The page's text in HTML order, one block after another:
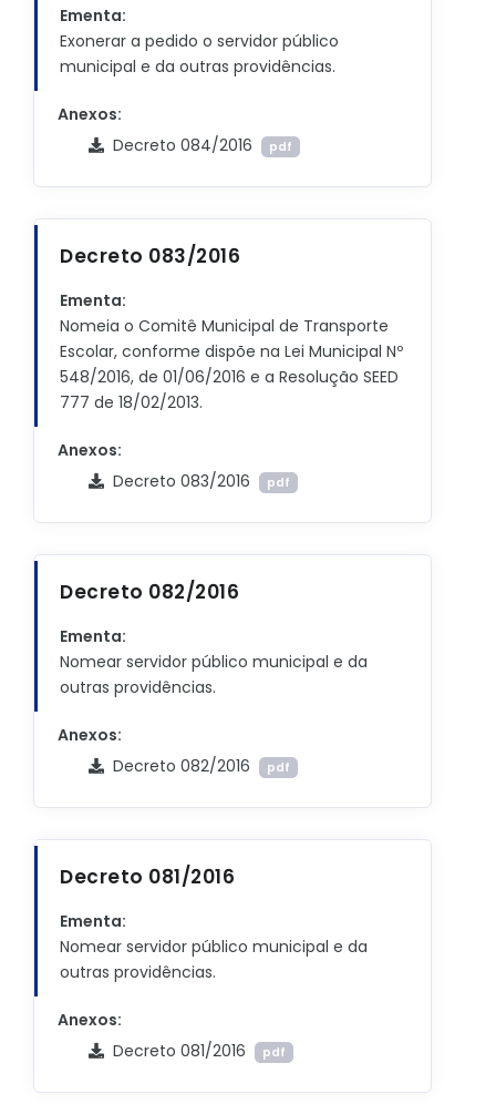
Ementa:
Exonerar a pedido o servidor público
municipal e da outras providências.
Anexos:
Decreto 084/2016
pdf
Decreto 083/2016
Ementa:
Nomeia o Comitê Municipal de Transporte
Escolar, conforme dispõe na Lei Municipal Nº
548/2016, de 01/06/2016 e a Resolução SEED
777 de 18/02/2013.
Anexos:
Decreto 083/2016
pdf
Decreto 082/2016
Ementa:
Nomear servidor público municipal e da
outras providências.
Anexos:
Decreto 082/2016
pdf
Decreto 081/2016
Ementa:
Nomear servidor público municipal e da
outras providências.
Anexos:
Decreto 081/2016
pdf